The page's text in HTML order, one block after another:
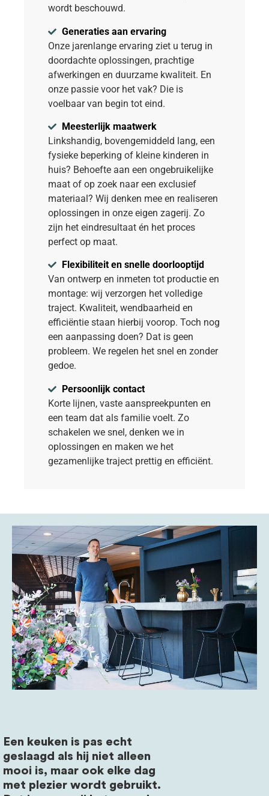
wordt beschouwd.
Generaties aan ervaring
Onze jarenlange ervaring ziet u terug in
doordachte oplossingen, prachtige
afwerkingen en duurzame kwaliteit. En
onze passie voor het vak? Die is
voelbaar van begin tot eind.
Meesterlijk maatwerk
Linkshandig, bovengemiddeld lang, een
fysieke beperking of kleine kinderen in
huis? Behoefte aan een ongebruikelijke
maat of op zoek naar een exclusief
materiaal? Wij denken mee en realiseren
oplossingen in onze eigen zagerij. Zo
zijn het eindresultaat én het proces
perfect op maat.
Flexibiliteit en snelle doorlooptijd
Van ontwerp en inmeten tot productie en
montage: wij verzorgen het volledige
traject. Kwaliteit, wendbaarheid en
efficiëntie staan hierbij voorop. Toch nog
een aanpassing doen? Dat is geen
probleem. We regelen het snel en zonder
gedoe.
Persoonlijk contact
Korte lijnen, vaste aanspreekpunten en
een team dat als familie voelt. Zo
schakelen we snel, denken we in
oplossingen en maken we het
gezamenlijke traject prettig en efficiënt.
Een keuken is pas echt
geslaagd als hij niet alleen
mooi is, maar ook elke dag
met plezier wordt gebruikt.